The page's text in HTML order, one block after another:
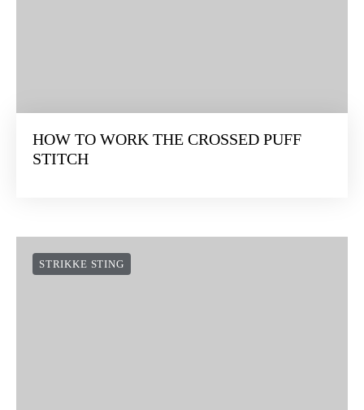
HOW TO WORK THE CROSSED PUFF
STITCH
STRIKKE STING